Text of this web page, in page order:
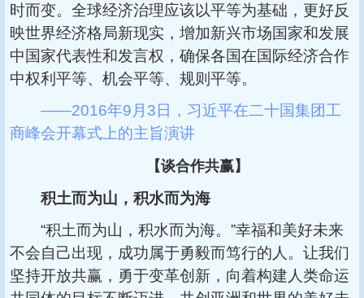
时而变。全球经济治理应该以平等为基础，更好反
映世界经济格局新现实，增加新兴市场国家和发展
中国家代表性和发言权，确保各国在国际经济合作
中权利平等、机会平等、规则平等。
——2016年9月3日，习近平在二十国集团工
商峰会开幕式上的主旨演讲
【谈合作共赢】
积土而为山，积水而为海
“积土而为山，积水而为海。”幸福和美好未来
不会自己出现，成功属于勇毅而笃行的人。让我们
坚持开放共赢，勇于变革创新，向着构建人类命运